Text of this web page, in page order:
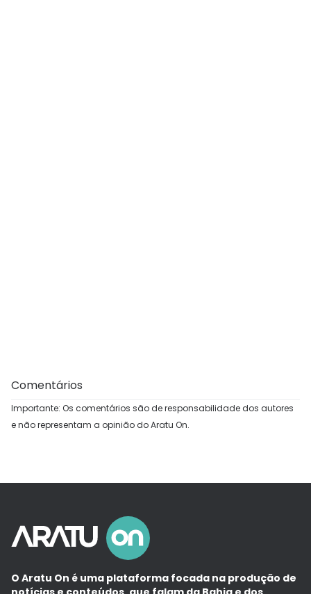
Comentários
Importante: Os comentários são de responsabilidade dos autores
e não representam a opinião do Aratu On.
O Aratu On é uma plataforma focada na produção de